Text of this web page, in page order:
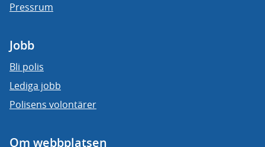
Pressrum
Jobb
Bli polis
Lediga jobb
Polisens volontärer
Om webbplatsen